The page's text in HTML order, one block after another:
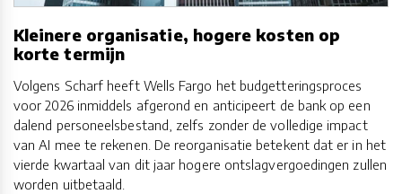
Kleinere organisatie, hogere kosten op
korte termijn
Volgens Scharf heeft Wells Fargo het budgetteringsproces
voor 2026 inmiddels afgerond en anticipeert de bank op een
dalend personeelsbestand, zelfs zonder de volledige impact
van AI mee te rekenen. De reorganisatie betekent dat er in het
vierde kwartaal van dit jaar hogere ontslagvergoedingen zullen
worden uitbetaald.